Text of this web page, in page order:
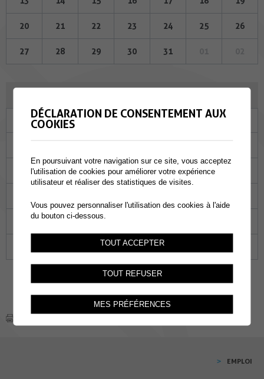
20 21 22 23 24 25 26
27 28 29 30 31
Ma Me Je Ve Sa
04 05 06 07 08
18 19
27 28
EMPLOI
DÉCLARATION DE CONSENTEMENT AUX
COOKIES
En poursuivant votre navigation sur ce site, vous acceptez
l'utilisation de cookies pour améliorer votre expérience
utilisateur et réaliser des statistiques de visites.
Vous pouvez personnaliser l'utilisation des cookies à l'aide
du bouton ci-dessous.
TOUT ACCEPTER
TOUT REFUSER
MES PRÉFÉRENCES